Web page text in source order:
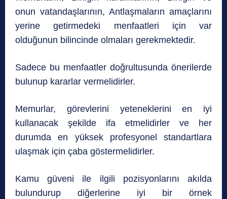
onun vatandaşlarının, Antlaşmaların amaçlarını
yerine getirmedeki menfaatleri için var
olduğunun bilincinde olmaları gerekmektedir.
Sadece bu menfaatler doğrultusunda önerilerde
bulunup kararlar vermelidirler.
Memurlar, görevlerini yeteneklerini en iyi
kullanacak şekilde ifa etmelidirler ve her
durumda en yüksek profesyonel standartlara
ulaşmak için çaba göstermelidirler.
Kamu güveni ile ilgili pozisyonlarını akılda
bulundurup diğerlerine iyi bir örnek